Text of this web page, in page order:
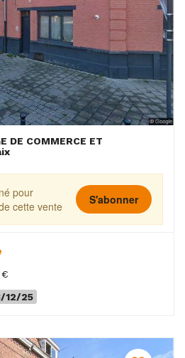
DE COMMERCE ET
pour
cette vente
S'abonner
€
12/25